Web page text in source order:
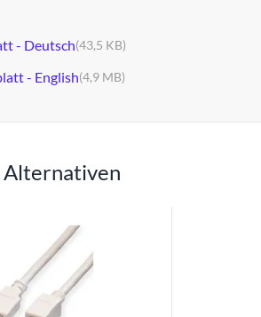
- Deutsch(43,5 KB)
- English(4,9 MB)
Alternativen